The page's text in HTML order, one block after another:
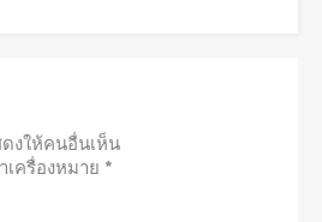
งให้คนอื่นเห็น
ครื่องหมาย *